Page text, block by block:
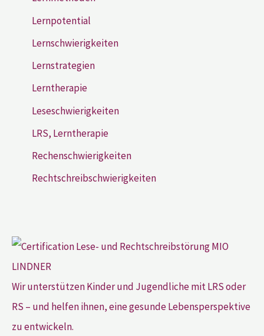
Lernpotential
Lernschwierigkeiten
Lernstrategien
Lerntherapie
Leseschwierigkeiten
LRS, Lerntherapie
Rechenschwierigkeiten
Rechtschreibschwierigkeiten
Wir unterstützen Kinder und Jugendliche mit LRS oder
RS – und helfen ihnen, eine gesunde Lebensperspektive
zu entwickeln.